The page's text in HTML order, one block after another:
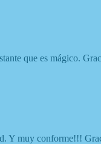
que es mágico.
Y muy conforme!!!